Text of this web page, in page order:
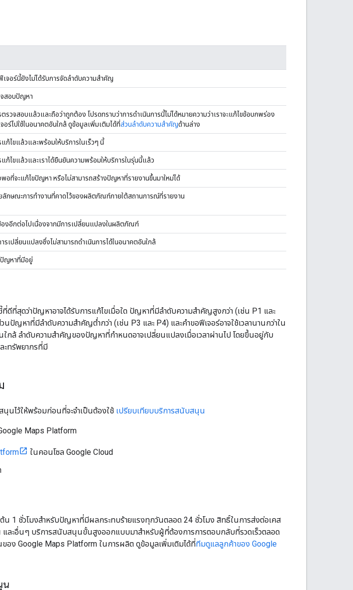
จอร์นี้ยังไม่ได้รับการจัดลำดับความสำคัญ
จสอบปัญหา
รวจสอบแล้วและถือว่าถูกต้อง โปรดทราบว่าการดำเนินการนี้ไม่ได้หมายความว่าเราจะแก้ไขข้อบกพร่อง
อร์ไปใช้ในอนาคตอันใกล้ ดูข้อมูลเพิ่มเติมได้ที่ส่วนลำดับความสำคัญด้านล่าง
ก้ไขแล้วและพร้อมให้บริการในเร็วๆ นี้
ก้ไขแล้วและเราได้ยืนยันความพร้อมให้บริการในรุ่นนี้แล้ว
อที่จะแก้ไขปัญหา หรือไม่สามารถสร้างปัญหาที่รายงานขึ้นมาใหม่ได้
กษณะการทำงานที่คาดไว้ของผลิตภัณฑ์ภายใต้สถานการณ์ที่รายงาน
งอีกต่อไปเนื่องจากมีการเปลี่ยนแปลงในผลิตภัณฑ์
เปลี่ยนแปลงซึ่งไม่สามารถดำเนินการได้ในอนาคตอันใกล้
ปัญหาที่มีอยู่
ที่สุดว่าปัญหาอาจได้รับการแก้ไขเมื่อใด ปัญหาที่มีลำดับความสำคัญสูงกว่า (เช่น P1 และ
วนปัญหาที่มีลำดับความสำคัญต่ำกว่า (เช่น P3 และ P4) และคำขอฟีเจอร์อาจใช้เวลานานกว่าใน
นใกล้ ลำดับความสำคัญของปัญหาที่กำหนดอาจเปลี่ยนแปลงเมื่อเวลาผ่านไป โดยขึ้นอยู่กับ
ะทรัพยากรที่มี
นไว้ให้พร้อมก่อนที่จะจำเป็นต้องใช้ เปรียบเทียบบริการสนับสนุน
Maps Platform
ในคอนโซล Google Cloud
น 1 ชั่วโมงสำหรับปัญหาที่มีผลกระทบร้ายแรงทุกวันตลอด 24 ชั่วโมง สิทธิ์ในการส่งต่อเคส
ละอื่นๆ บริการสนับสนุนขั้นสูงออกแบบมาสำหรับผู้ที่ต้องการการตอบกลับที่รวดเร็วตลอด
นของ Google Maps Platform ในการผลิต ดูข้อมูลเพิ่มเติมได้ที่ทีมดูแลลูกค้าของ Google
น